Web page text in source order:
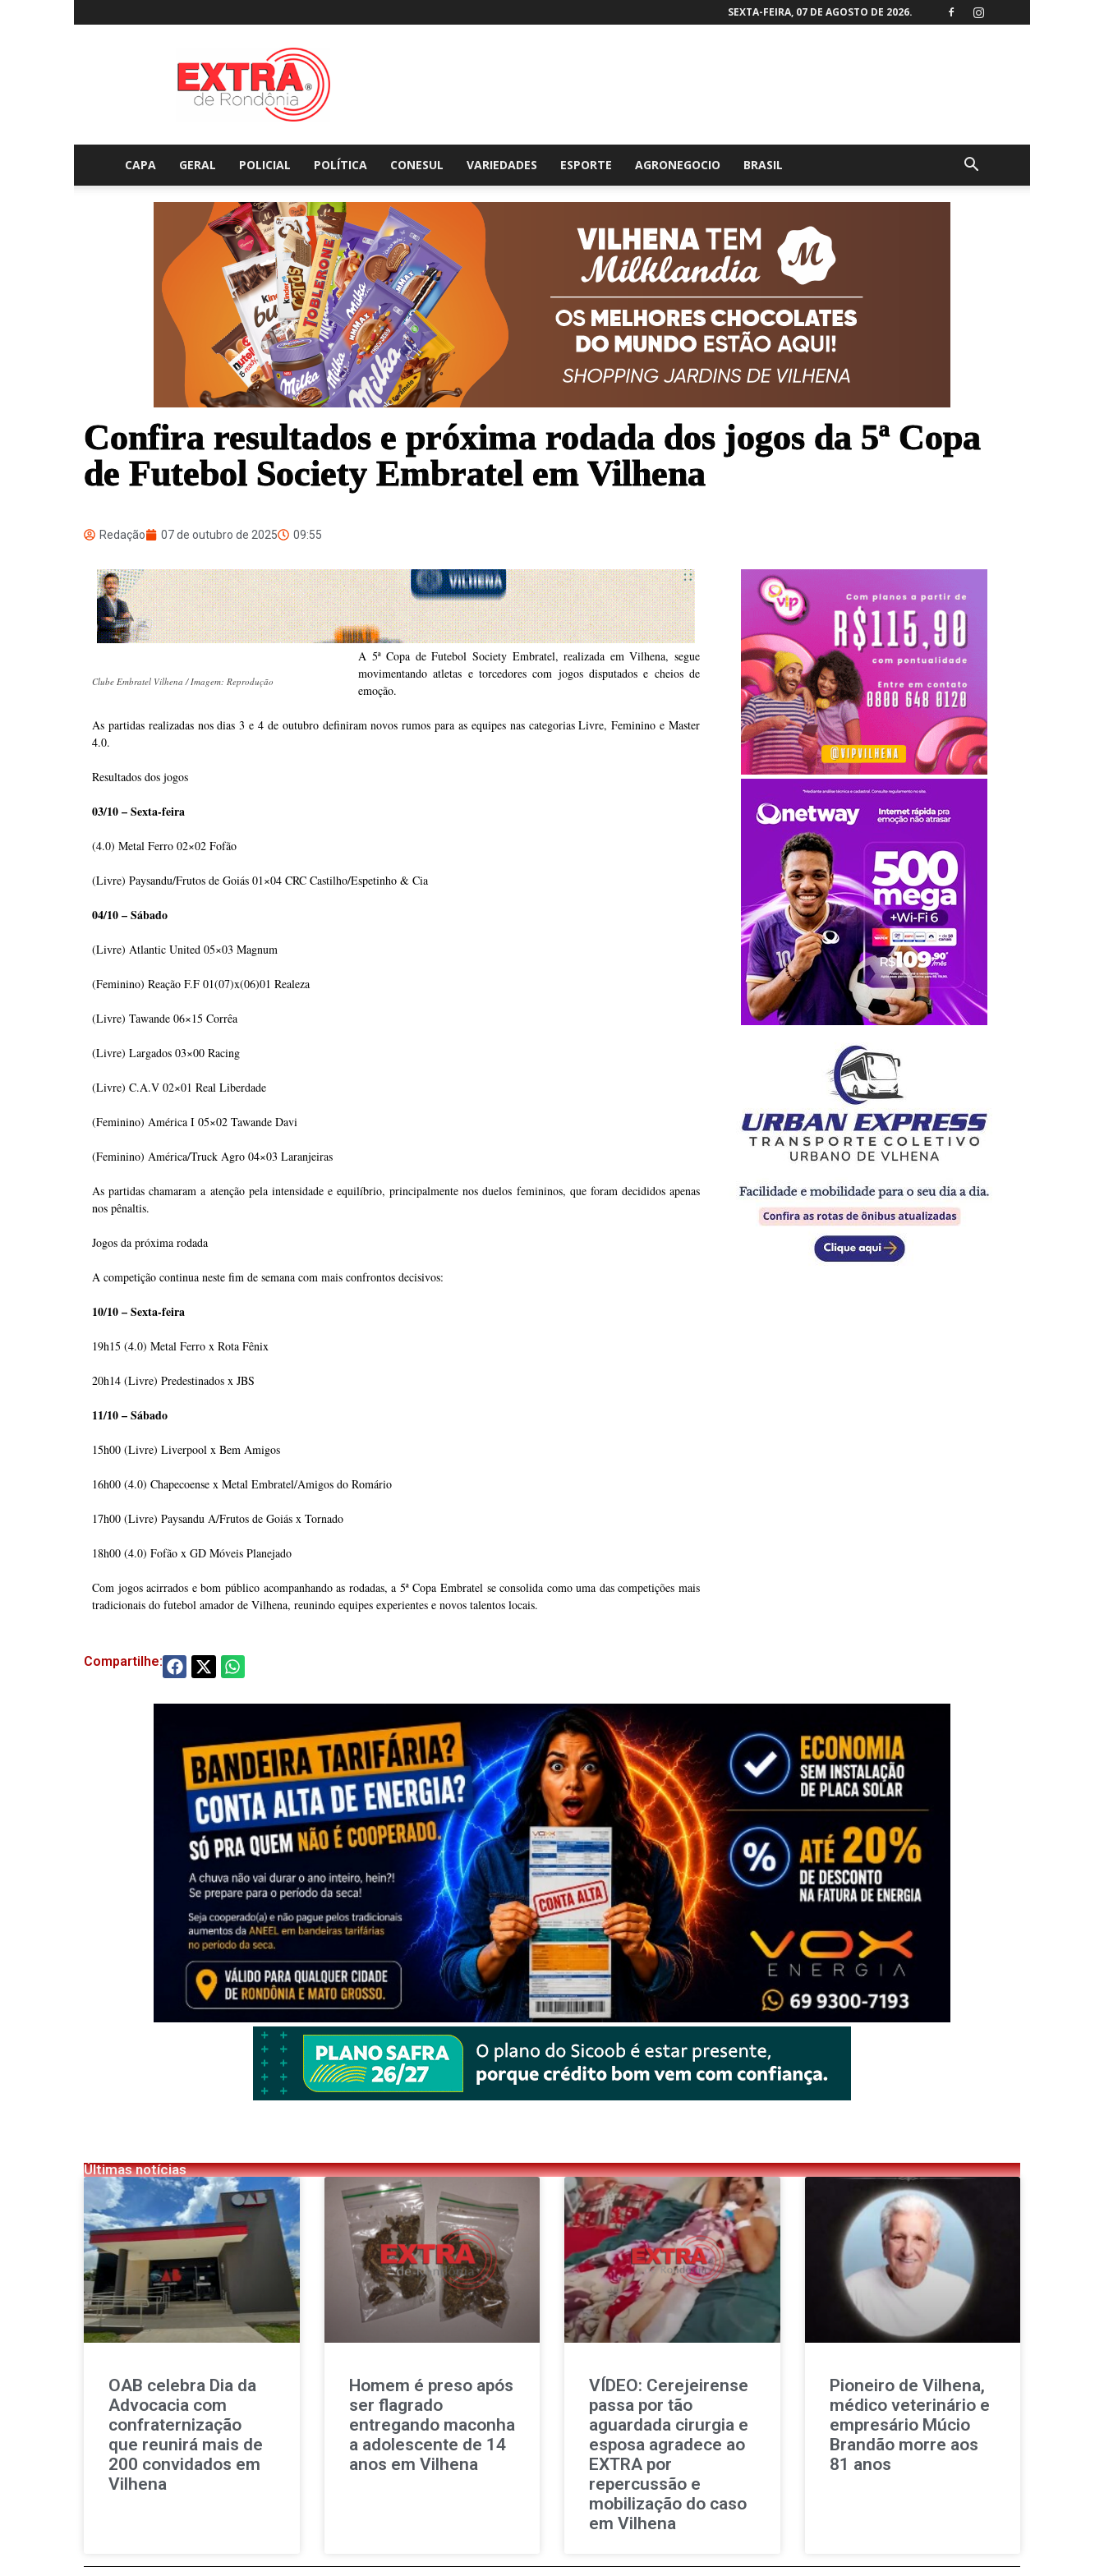
SEXTA-FEIRA, 07 DE AGOSTO DE 2026.
Extraderondonia.com.br
CAPA GERAL POLICIAL POLÍTICA CONESUL VARIEDADES ESPORTE AGRONEGOCIO BRASIL
Confira resultados e próxima rodada dos jogos da 5ª Copa
de Futebol Society Embratel em Vilhena
Redação 07 de outubro de 2025 09:55
Clube Embratel Vilhena / Imagem: Reprodução
A 5ª Copa de Futebol Society Embratel, realizada em Vilhena, segue
movimentando atletas e torcedores com jogos disputados e cheios de
emoção.
As partidas realizadas nos dias 3 e 4 de outubro definiram novos rumos para as equipes nas categorias Livre, Feminino e Master
4.0.
Resultados dos jogos
03/10 – Sexta-feira
(4.0) Metal Ferro 02×02 Fofão
(Livre) Paysandu/Frutos de Goiás 01×04 CRC Castilho/Espetinho & Cia
04/10 – Sábado
(Livre) Atlantic United 05×03 Magnum
(Feminino) Reação F.F 01(07)x(06)01 Realeza
(Livre) Tawande 06×15 Corrêa
(Livre) Largados 03×00 Racing
(Livre) C.A.V 02×01 Real Liberdade
(Feminino) América I 05×02 Tawande Davi
(Feminino) América/Truck Agro 04×03 Laranjeiras
As partidas chamaram a atenção pela intensidade e equilíbrio, principalmente nos duelos femininos, que foram decididos apenas
nos pênaltis.
Jogos da próxima rodada
A competição continua neste fim de semana com mais confrontos decisivos:
10/10 – Sexta-feira
19h15 (4.0) Metal Ferro x Rota Fênix
20h14 (Livre) Predestinados x JBS
11/10 – Sábado
15h00 (Livre) Liverpool x Bem Amigos
16h00 (4.0) Chapecoense x Metal Embratel/Amigos do Romário
17h00 (Livre) Paysandu A/Frutos de Goiás x Tornado
18h00 (4.0) Fofão x GD Móveis Planejado
Com jogos acirrados e bom público acompanhando as rodadas, a 5ª Copa Embratel se consolida como uma das competições mais
tradicionais do futebol amador de Vilhena, reunindo equipes experientes e novos talentos locais.
Compartilhe:
Últimas notícias
OAB celebra Dia da
Advocacia com
confraternização
que reunirá mais de
200 convidados em
Vilhena
Homem é preso após
ser flagrado
entregando maconha
a adolescente de 14
anos em Vilhena
VÍDEO: Cerejeirense
passa por tão
aguardada cirurgia e
esposa agradece ao
EXTRA por
repercussão e
mobilização do caso
em Vilhena
Pioneiro de Vilhena,
médico veterinário e
empresário Múcio
Brandão morre aos
81 anos